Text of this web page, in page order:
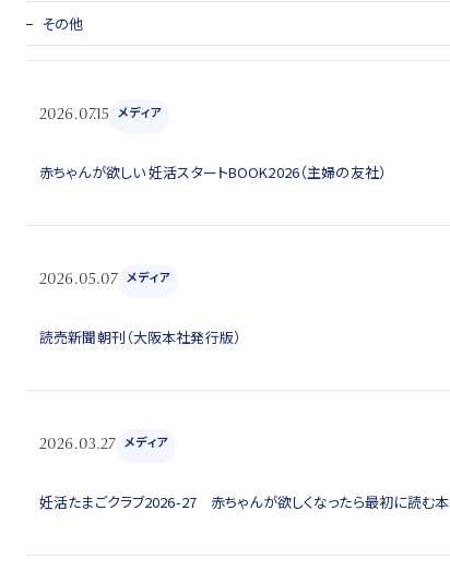
その他
2026.07.15 メディア
赤ちゃんが欲しい 妊活スタートBOOK2026（主婦の友社）
2026.05.07 メディア
読売新聞朝刊（大阪本社発行版）
2026.03.27 メディア
妊活たまごクラブ2026-27 赤ちゃんが欲しくなったら最初に読む本